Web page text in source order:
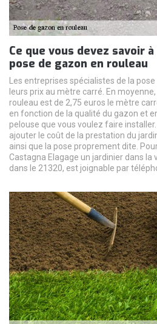
Ce que vous devez savoir
pose de gazon en rouleau
Les entreprises spécialistes de la
leurs prix au mètre carré. En
rouleau est de 2,75 euros le mètre
en fonction de la qualité du gazon et
pelouse que vous voulez faire
ajouter le coût de la prestation du
ainsi que la pose proprement dite.
Castagna Elagage un jardinier dans la
dans le 21320, est joignable par